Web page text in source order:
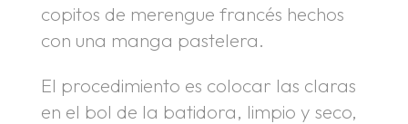
copitos de merengue francés hechos
con una manga pastelera.
El procedimiento es colocar las claras
en el bol de la batidora, limpio y seco,